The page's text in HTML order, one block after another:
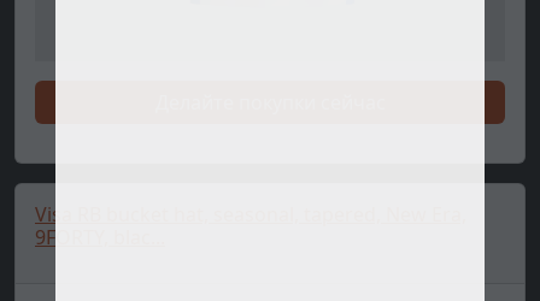
Visa RB bucket hat, seasonal, tapered, New Era,
9FORTY, blac...